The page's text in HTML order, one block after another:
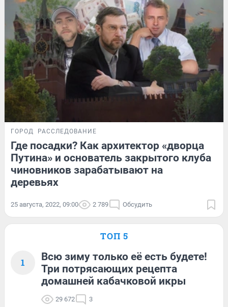
ГОРОД РАССЛЕДОВАНИЕ
Где посадки? Как архитектор «дворца
Путина» и основатель закрытого клуба
чиновников зарабатывают на
деревьях
25 августа, 2022, 09:00 2 789 Обсудить
ТОП 5
1
Всю зиму только её есть будете!
Три потрясающих рецепта
домашней кабачковой икры
29 672 3